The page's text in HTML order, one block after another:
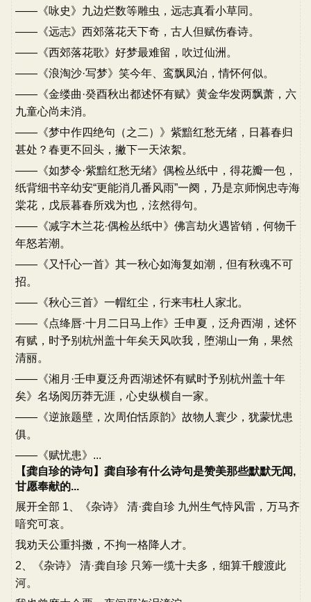
——《咏史》九边烂数等雕虫，远志真看小草同。
——《远志》西郊落花天下奇，古人但赋伤春诗。
——《西郊落花歌》好梦最难留，吹过仙洲。
——《浪淘沙·写梦》笑今年、鸾飘凤泊，情怀何似。
——《金缕曲·癸酉秋出都述怀有赋》黄金华发两飘萧，六
九童心尚未消。
——《梦中作四绝句（之二）》紫黯红愁无绪，日暮春归
甚处？春更不回头，撇下一天浓絮。
——《如梦令·紫黯红愁无绪》偶检丛纸中，得花瓣一包，
纸背细书辛幼安“更能消几番风雨”一阕，乃是京师悯忠寺海
棠花，戊辰暮春所戏为也，泫然得句。
——《减字木兰花·偶检丛纸中》佛言劫火遇皆销，何物千
年怒若潮。
——《又忏心一首》其一秋心如海复如潮，但有秋魂不可
招。
——《秋心三首》一帽红尘，行来韦杜人家北。
——《点绛唇·十月二日马上作》壬申夏，泛舟西湖，述怀
有赋，时予别杭州盖十年矣天风吹我，堕湖山一角，果然
清丽。
——《湘月·壬申夏泛舟西湖述怀有赋时予别杭州盖十年
矣》名场阅历莽无涯，心史纵横自一家。
——《逆旅题壁，次周伯恬原韵》故物人寰少，犹蒙忧患
俱。
——《赋忧患》...
【龚自珍的诗句】龚自珍有什么诗句是赞美那些默默无闻,
甘愿奉献的...
展开全部 1、《杂诗》 清·龚自珍 九州生气恃风雷，万马齐
喑究可哀。
我劝天公重抖擞，不拘一格降人才。
2、《杂诗》 清·龚自珍 只筹一缆十夫多，细算千艘渡此
河。